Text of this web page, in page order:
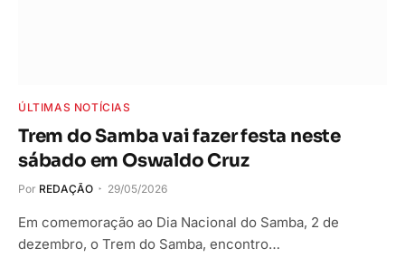
ÚLTIMAS NOTÍCIAS
Trem do Samba vai fazer festa neste
sábado em Oswaldo Cruz
Por REDAÇÃO 29/05/2026
Em comemoração ao Dia Nacional do Samba, 2 de
dezembro, o Trem do Samba, encontro…